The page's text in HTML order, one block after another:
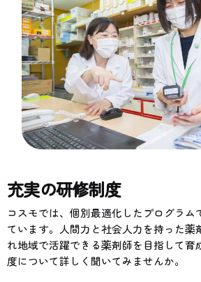
充実の研修制度
コスモでは、個別最適化したプログラム
ています。人間力と社会人力を持った薬
れ地域で活躍できる薬剤師を目指して育
度について詳しく聞いてみませんか。